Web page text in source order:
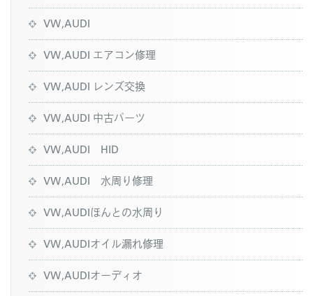
VW,AUDI
VW,AUDI エアコン修理
VW,AUDI レンズ交換
VW,AUDI 中古パーツ
VW,AUDI HID
VW,AUDI 水周り修理
VW,AUDIほんとの水周り
VW,AUDIオイル漏れ修理
VW,AUDIオーディオ